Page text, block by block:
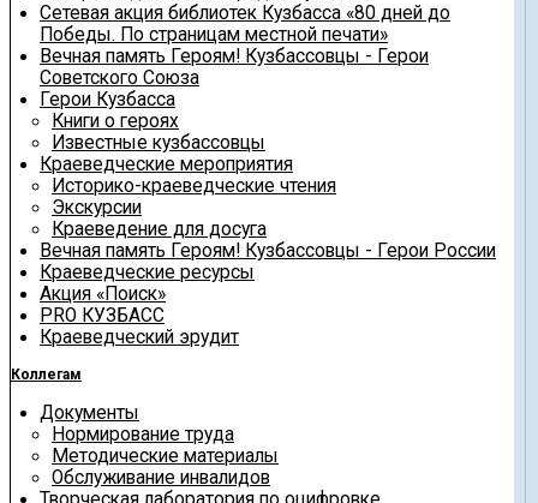
Сетевая акция библиотек Кузбасса «80 дней до
Победы. По страницам местной печати»
Вечная память Героям! Кузбассовцы - Герои
Советского Союза
Герои Кузбасса
Книги о героях
Известные кузбассовцы
Краеведческие мероприятия
Историко-краеведческие чтения
Экскурсии
Краеведение для досуга
Вечная память Героям! Кузбассовцы - Герои России
Краеведческие ресурсы
Акция «Поиск»
PRO КУЗБАСС
Краеведческий эрудит
Коллегам
Документы
Нормирование труда
Методические материалы
Обслуживание инвалидов